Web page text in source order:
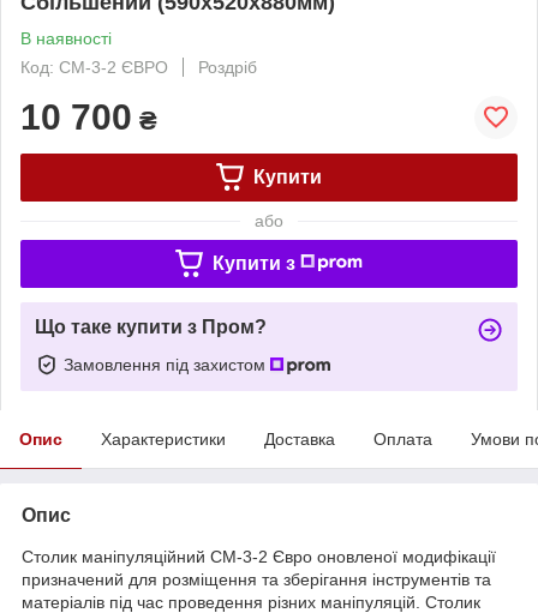
В наявності
Код: СМ-3-2 ЄВРО
Роздріб
10 700 ₴
Купити
або
Купити з
Що таке купити з Пром?
Замовлення під захистом
Опис Характеристики Доставка Оплата Умови
Опис
Столик маніпуляційний СМ-3-2 Євро оновленої модифікації
призначений для розміщення та зберігання інструментів та
матеріалів під час проведення різних маніпуляцій. Столик